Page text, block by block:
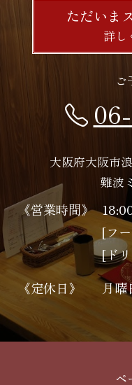
ただいま
詳
ご
大阪府大阪市
難波
《営業時間》
[フ
[ド
《定休日》
月曜
ペ